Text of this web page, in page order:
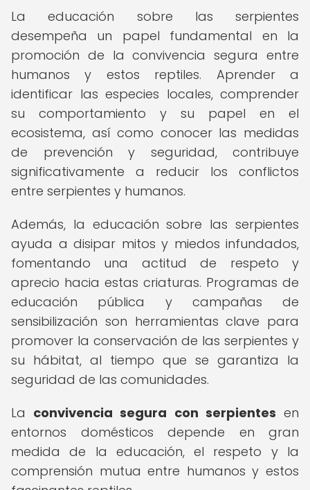
La educación sobre las serpientes
desempeña un papel fundamental en la
promoción de la convivencia segura entre
humanos y estos reptiles. Aprender a
identificar las especies locales, comprender
su comportamiento y su papel en el
ecosistema, así como conocer las medidas
de prevención y seguridad, contribuye
significativamente a reducir los conflictos
entre serpientes y humanos.
Además, la educación sobre las serpientes
ayuda a disipar mitos y miedos infundados,
fomentando una actitud de respeto y
aprecio hacia estas criaturas. Programas de
educación pública y campañas de
sensibilización son herramientas clave para
promover la conservación de las serpientes y
su hábitat, al tiempo que se garantiza la
seguridad de las comunidades.
La convivencia segura con serpientes en
entornos domésticos depende en gran
medida de la educación, el respeto y la
comprensión mutua entre humanos y estos